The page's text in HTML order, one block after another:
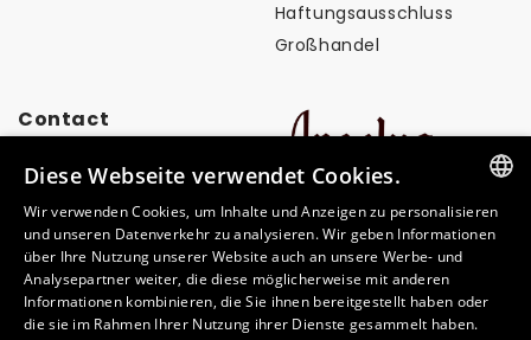
Haftungsausschluss
Großhandel
Contact
Zahlungsmethoden
GERMAN
ITALIAN
FRENCH
Diese Webseite verwendet Cookies.
Wir verwenden Cookies, um Inhalte und Anzeigen zu personalisieren
und unseren Datenverkehr zu analysieren. Wir geben Informationen
über Ihre Nutzung unserer Website auch an unsere Werbe- und
Analysepartner weiter, die diese möglicherweise mit anderen
Informationen kombinieren, die Sie ihnen bereitgestellt haben oder
die sie im Rahmen Ihrer Nutzung ihrer Dienste gesammelt haben.